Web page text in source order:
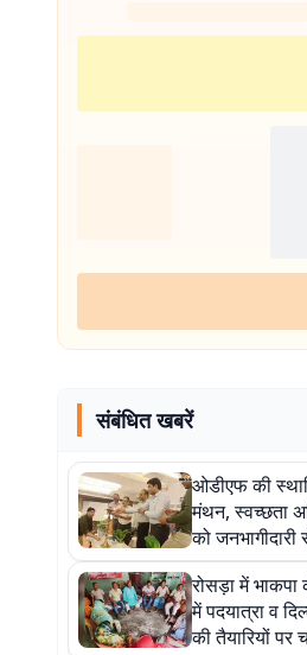
संबंधित खबरें
ओडीएफ की
मंथन, स्वच्छता
को
बनाने पर जोर
रोसड़ा में
में पदयात्रा व
की तैयारियों पर